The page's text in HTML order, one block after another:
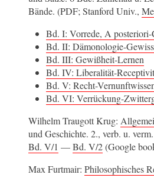
Bände. (PDF; Stanford Univ.,
Bd. I: Vorrede, A posteriori-
Bd. II: Dämonologie-
Bd. III: Gewißheit-Lernen
Bd. IV: Liberalität-
Bd. V: Recht-
Bd. VI: Verrückung-
Wilhelm Traugott Krug:
und Geschichte. 2., verb. u.
Bd. V/1 —Bd. V/2(Google
Max Furtmair:Philosophisches